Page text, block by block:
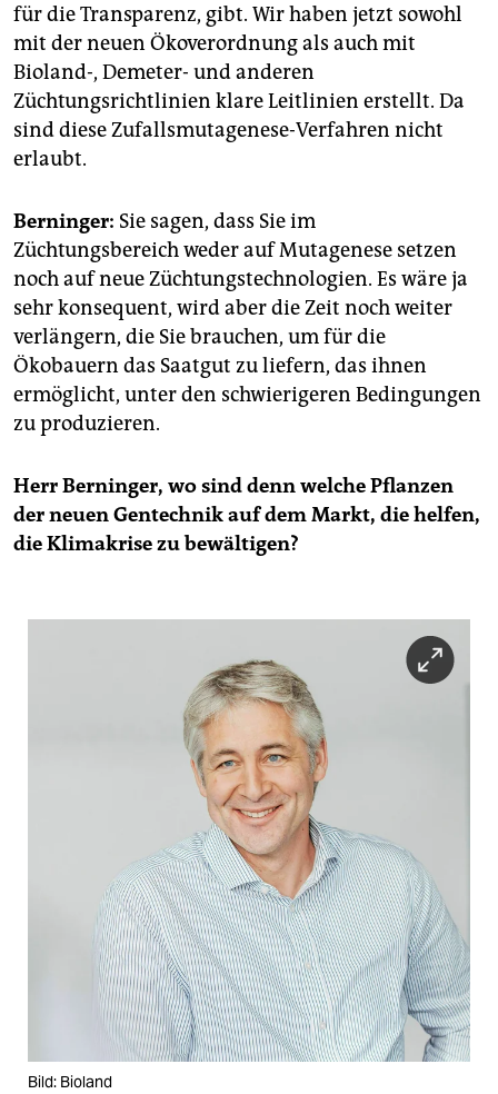
für die Transparenz, gibt. Wir haben jetzt sowohl
mit der neuen Ökoverordnung als auch mit
Bioland-, Demeter- und anderen
Züchtungsrichtlinien klare Leitlinien erstellt. Da
sind diese Zufallsmutagenese-Verfahren nicht
erlaubt.
Berninger: Sie sagen, dass Sie im
Züchtungsbereich weder auf Mutagenese setzen
noch auf neue Züchtungstechnologien. Es wäre ja
sehr konsequent, wird aber die Zeit noch weiter
verlängern, die Sie brauchen, um für die
Ökobauern das Saatgut zu liefern, das ihnen
ermöglicht, unter den schwierigeren Bedingungen
zu produzieren.
Herr Berninger, wo sind denn welche Pflanzen
der neuen Gentechnik auf dem Markt, die helfen,
die Klimakrise zu bewältigen?
Bild: Bioland